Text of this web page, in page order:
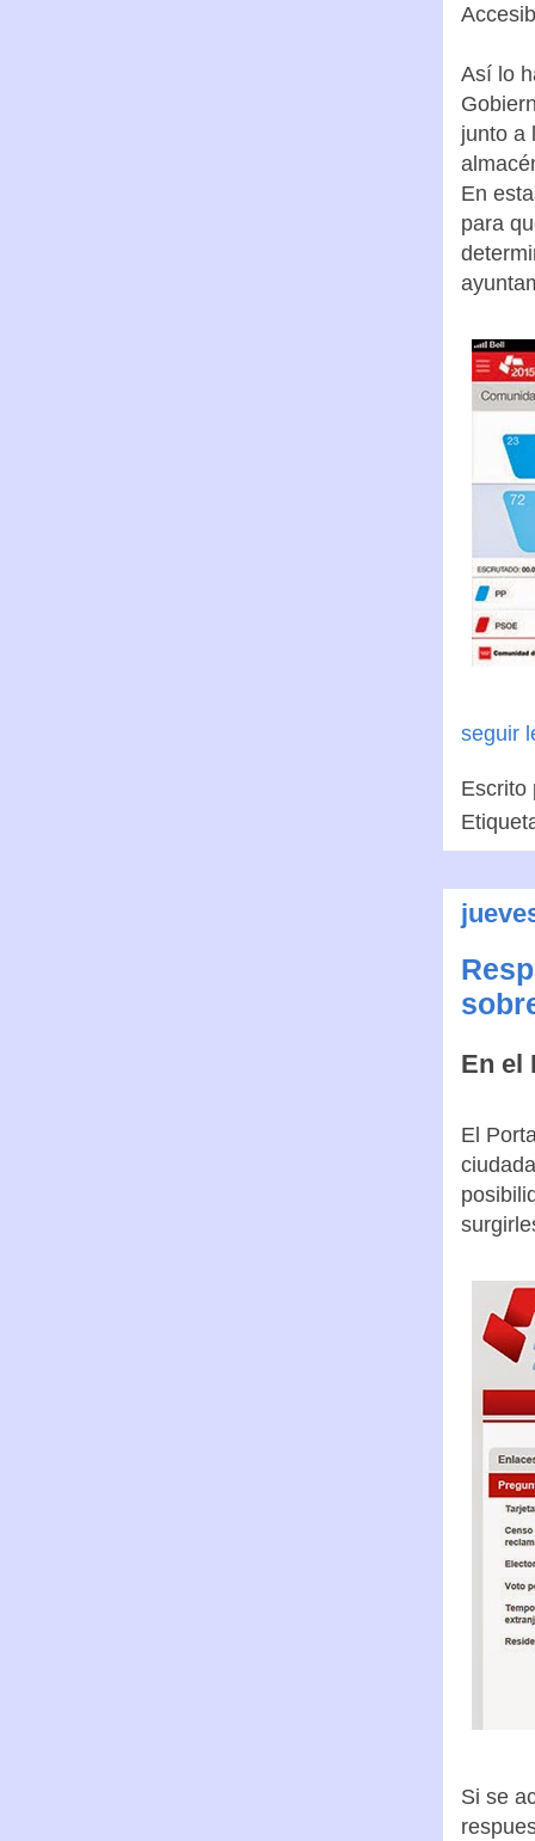
Así lo
junto a
En
para
seguir
En el
El
Si se